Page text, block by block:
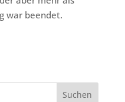
war beendet.